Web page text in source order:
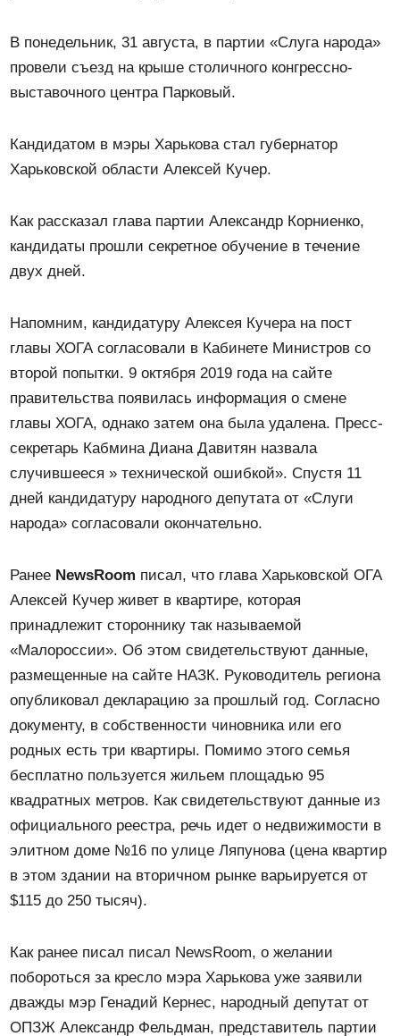
В понедельник, 31 августа, в партии «Слуга народа»
провели съезд на крыше столичного конгрессно-
выставочного центра Парковый.
Кандидатом в мэры Харькова стал губернатор
Харьковской области Алексей Кучер.
Как рассказал глава партии Александр Корниенко,
кандидаты прошли секретное обучение в течение
двух дней.
Напомним, кандидатуру Алексея Кучера на пост
главы ХОГА согласовали в Кабинете Министров со
второй попытки. 9 октября 2019 года на сайте
правительства появилась информация о смене
главы ХОГА, однако затем она была удалена. Пресс-
секретарь Кабмина Диана Давитян назвала
случившееся » технической ошибкой». Спустя 11
дней кандидатуру народного депутата от «Слуги
народа» согласовали окончательно.
Ранее NewsRoom писал, что глава Харьковской ОГА
Алексей Кучер живет в квартире, которая
принадлежит стороннику так называемой
«Малороссии». Об этом свидетельствуют данные,
размещенные на сайте НАЗК. Руководитель региона
опубликовал декларацию за прошлый год. Согласно
документу, в собственности чиновника или его
родных есть три квартиры. Помимо этого семья
бесплатно пользуется жильем площадью 95
квадратных метров. Как свидетельствуют данные из
официального реестра, речь идет о недвижимости в
элитном доме №16 по улице Ляпунова (цена квартир
в этом здании на вторичном рынке варьируется от
$115 до 250 тысяч).
Как ранее писал писал NewsRoom, о желании
побороться за кресло мэра Харькова уже заявили
дважды мэр Генадий Кернес, народный депутат от
ОПЗЖ Александр Фельдман, представитель партии